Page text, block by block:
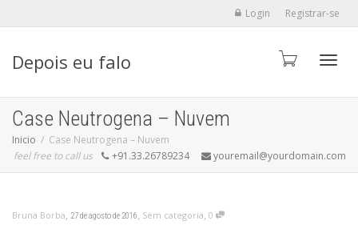
Login Registrar-se
Depois eu falo
Case Neutrogena – Nuvem
Inicio
Case Neutrogena – Nuvem
feel free to call us
+91.33.26789234 youremail@yourdomain.com
Bruna Borba, 27 de agosto de 2016, Sem categoria, 0